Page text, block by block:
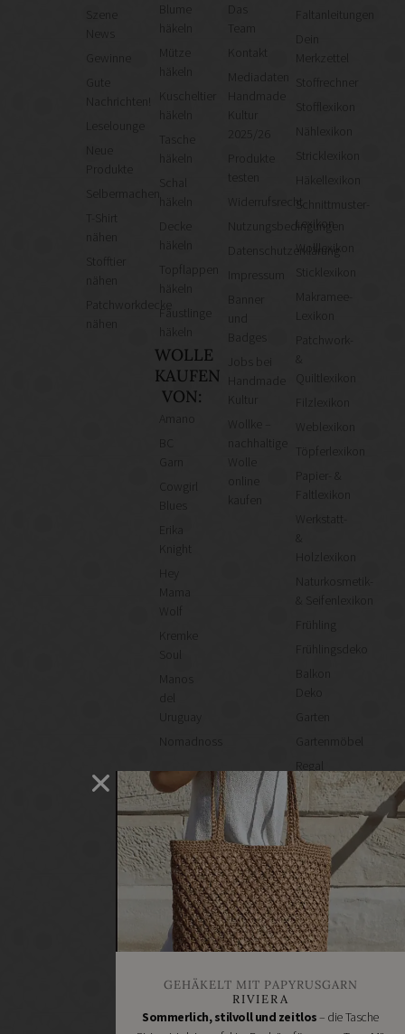
News
Gute
Nachrichten!
Leselounge
Neue
Produkte
Selbermachen
T-Shirt
Stofftier
Patchworkdecke
häkeln
Mütze
häkeln
Kuscheltier
Tasche
häkeln
häkeln
Topflappen
häkeln
Fäustlinge
häkeln
WOLLE
KAUFEN
VON:
Cowgirl
Knight
Mama
Wolf
Kremke
Manos
Uruguay
Nomadnoss
Das
Team
Kontakt
Mediadaten
Kultur
2025/26
Produkte
testen
Widerrufsrecht
Nutzungsbedingungen
Datenschutzerklärung
Kultur
Wollke –
nachhaltige
kaufen
Faltanleitungen
Merkzettel
Stoffrechner
Stofflexikon
Nählexikon
Stricklexikon
Häkellexikon
Schnittmuster-
Lexikon
Wolllexikon
Sticklexikon
Makramee-
Lexikon
Patchwork-
&
Quiltlexikon
Filzlexikon
Weblexikon
Töpferlexikon
Papier- &
Faltlexikon
Werkstatt-
&
Holzlexikon
Naturkosmetik-
& Seifenlexikon
Frühling
Frühlingsdeko
Deko
Garten
Gartenmöbel
Regal
selber
machen
Heimwerken
Renovieren
DIY
GESCHÄFTE
Bastelbedarf
Stoffgeschäfte
Handgemachtes
Schneidereibedarf
GEHÄKELT MIT PAPYRUSGARN
RIVIERA
Sommerlich, stilvoll und zeitlos– die Tasche